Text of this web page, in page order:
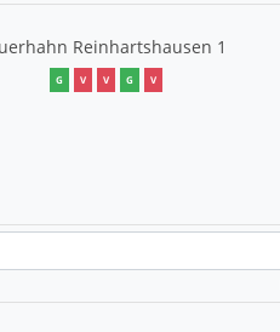
Reinhartshausen 1
G V V G V